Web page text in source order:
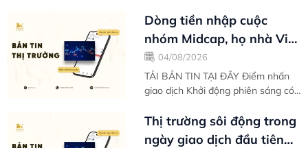
tạm nghỉ chân khi áp lực chốt lời
có...
Dòng tiền nhập cuộc
nhóm Midcap, họ nhà Vin
gồng gánh biên độ tăng
điểm toàn thị...
04/08/2026
TẢI BẢN TIN TẠI ĐÂY Điểm nhấn
giao dịch Khởi động phiên sáng có
giao dịch về sau VN-Index càng
cho thấy...
Thị trường sôi động trong
ngày giao dịch đầu tiên